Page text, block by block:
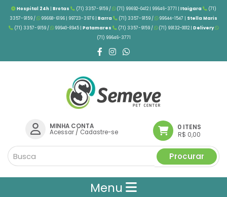
Hospital 24h| Brotas (71) 3357-9159 / (71) 99692-0412 | 99646-3771 | Itaigara
(71)
3357-9159 /
99668-6196 | 99723-3976 | Barra (71) 3357-9159 / 99644-1547 | Stella Maris
(71) 3357-9159 /
99940-8945 | Patamares (71) 3357-9159 / (71) 99132-0012 | Delivery
(71) 99646-3771
MINHA CONTA
Acessar/ Cadastre-se
0 ITENS
R$ 0,00
Procurar
Menu